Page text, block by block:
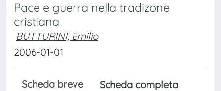
Pace e guerra nella tradizone
cristiana
BUTTURINI, Emilio
2006-01-01
Scheda breve
Scheda completa